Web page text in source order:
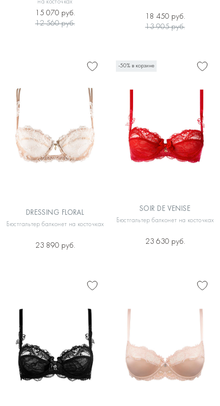
на косточках
15 070 руб.
12 560 руб.
18 450 руб.
13 905 руб.
DRESSING FLORAL
Бюстгальтер балконет на косточках
23 890 руб.
-50% в корзине
SOIR DE VENISE
Бюстгальтер балконет на косточках
23 630 руб.